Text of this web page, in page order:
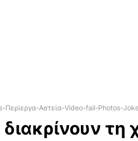
Περίεργα-Αστεία-Video-fail-Photos-
διακρίνουν τη